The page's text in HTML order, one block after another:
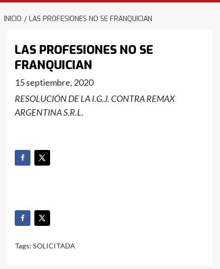
INICIO LAS PROFESIONES NO SE FRANQUICIAN
LAS PROFESIONES NO SE
FRANQUICIAN
15 septiembre, 2020
RESOLUCIÓN DE LA I.G.J. CONTRA REMAX
ARGENTINA S.R.L.
Tags: SOLICITADA